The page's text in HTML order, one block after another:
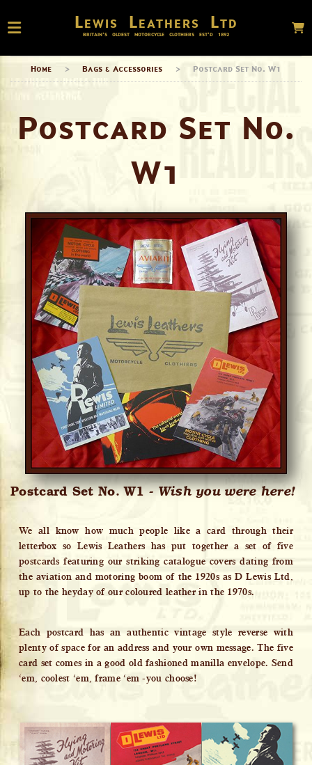
Lewis Leathers Ltd
BRITAIN’S OLDEST MOTORCYCLE CLOTHIERS EST’D 1892
Home > Bags & Accessories > Postcard Set No. W1
Postcard Set No.
W1
Postcard Set No. W1 -Wish you were here!
We all know how much people like a card through their
letterbox so Lewis Leathers has put together a set of five
postcards featuring our striking catalogue covers dating from
the aviation and motoring boom of the 1920s as D Lewis Ltd,
up to the heyday of our coloured leather in the 1970s.
Each postcard has an authentic vintage style reverse with
plenty of space for an address and your own message. The five
card set comes in a good old fashioned manilla envelope. Send
‘em, coolest ‘em, frame ‘em -you choose!